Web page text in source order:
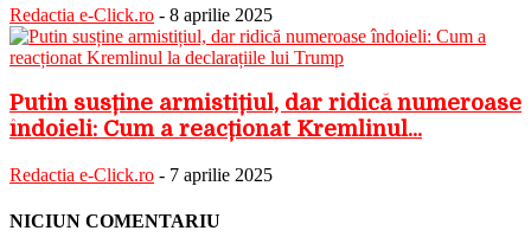
Redactia e-Click.ro - 8 aprilie 2025
Putin susține armistițiul, dar ridică numeroase
îndoieli: Cum a reacționat Kremlinul...
Redactia e-Click.ro - 7 aprilie 2025
NICIUN COMENTARIU